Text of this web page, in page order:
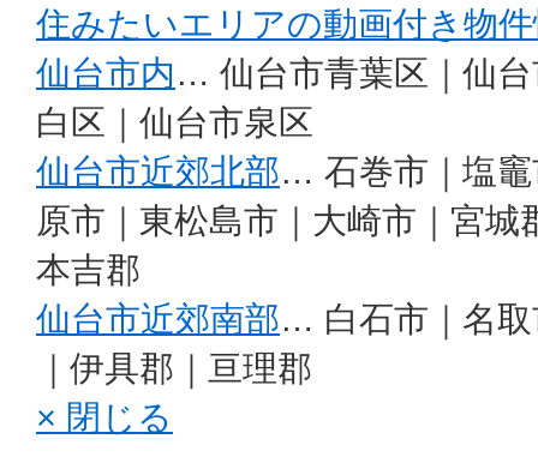
住みたいエリアの動画付き物
仙台市内 … 仙台市青葉区｜仙
白区｜仙台市泉区
仙台市近郊北部… 石巻市｜塩竈
原市｜東松島市｜大崎市｜宮
本吉郡
仙台市近郊南部… 白石市｜名取
｜伊具郡｜亘理郡
× 閉じる